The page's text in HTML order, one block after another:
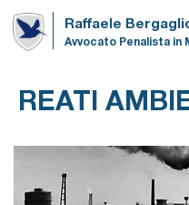
Avvocato Penalista in
Raffaele
REATI